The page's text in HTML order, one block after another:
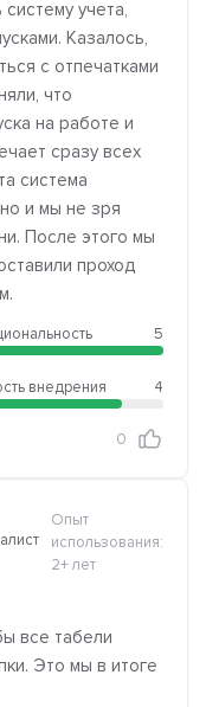
учета,
Казалось,
с отпечатками
что
на работе и
сразу всех
система
и мы не зря
После этого мы
проход
5
внедрения 4
0
Опыт
использования:
2+ лет
все табели
Это мы в итоге